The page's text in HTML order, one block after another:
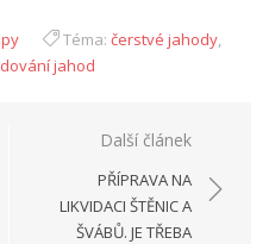
Téma: čerstvé jahody,
jahod
Další článek
PŘÍPRAVA NA
LIKVIDACI ŠTĚNIC A
ŠVÁBŮ. JE TŘEBA